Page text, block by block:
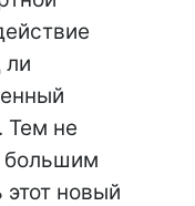
ли
Тем не
большим
новый